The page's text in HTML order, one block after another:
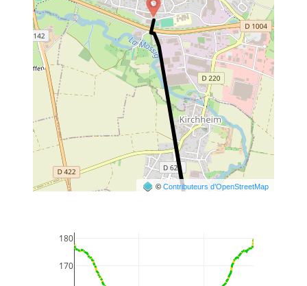
©Contributeurs d’OpenStreetMap
170
180